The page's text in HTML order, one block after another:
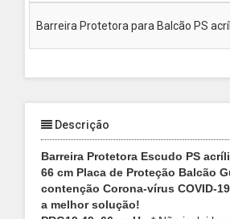
Barreira Protetora para Balcão PS
Descrição
Barreira Protetora Escudo PS
66 cm Placa de Proteção Balcão
contenção Corona-vírus COVID-
a melhor solução!